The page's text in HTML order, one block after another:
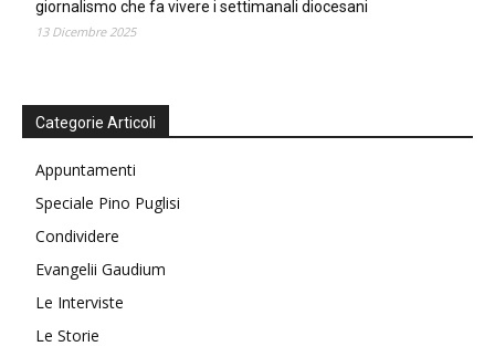
giornalismo che fa vivere i settimanali diocesani
13 Dicembre 2025
Categorie Articoli
Appuntamenti
Speciale Pino Puglisi
Condividere
Evangelii Gaudium
Le Interviste
Le Storie